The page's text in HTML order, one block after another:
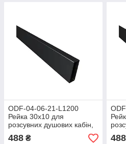
ODF-04-06-21-L1200
Рейка 30х10 для
розсувних душових кабін,
чорна
488 ₴ 488